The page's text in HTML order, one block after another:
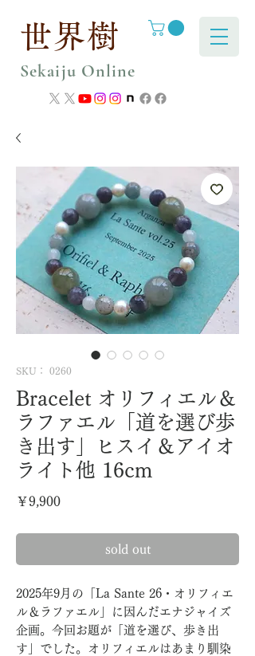
世界樹
Sekaiju Online
SKU： 0260
Bracelet オリフィエル＆
ラファエル「道を選び歩
き出す」ヒスイ＆アイオ
ライト他 16cm
￥9,900価
sold out
2025年9月の「La Sante 26・オリフィエ
ル＆ラファエル」に因んだエナジャイズ
企画。今回お題が「道を選び、歩き出
す」でした。オリフィエルはあまり馴染